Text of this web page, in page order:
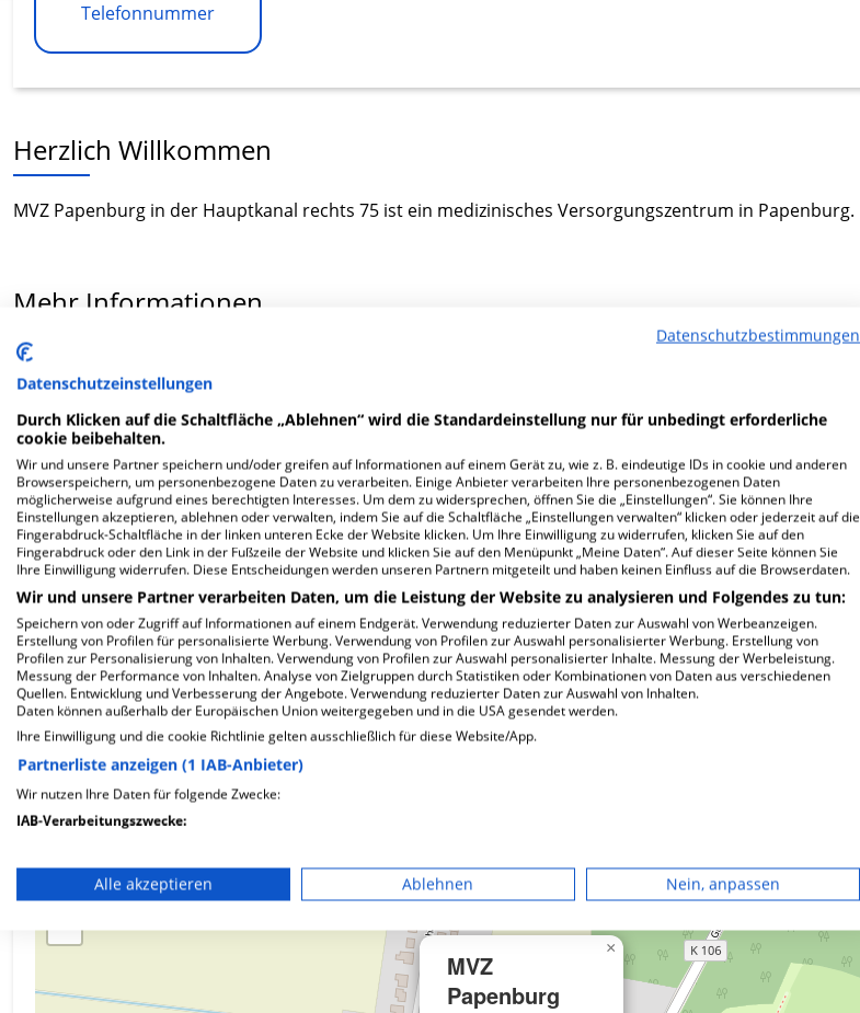
Telefonnummer
Herzlich Willkommen
MVZ Papenburg in der Hauptkanal rechts 75 ist ein medizinisches Versorgungszentrum in Papenburg.
Mehr Informationen
FAQ
Hier ﬁnden Sie häuﬁg gestellte Fragen zu dieser Klinik.
Wie lautet die Adresse von MVZ Papenburg?
Hauptkanal rechts 75
26871 Papenburg
Wie ist die Telefonnummer von MVZ Papenburg?
Karte
MVZ
Papenburg
×
+
Datenschutzbestimmungen
Datenschutzeinstellungen
Durch Klicken auf die Schaltfläche „Ablehnen“ wird die Standardeinstellung nur für unbedingt erforderliche
cookie beibehalten.
Wir und unsere Partner speichern und/oder greifen auf Informationen auf einem Gerät zu, wie z. B. eindeutige IDs in cookie und anderen
Browserspeichern, um personenbezogene Daten zu verarbeiten. Einige Anbieter verarbeiten Ihre personenbezogenen Daten
möglicherweise aufgrund eines berechtigten Interesses. Um dem zu widersprechen, öffnen Sie die „Einstellungen“. Sie können Ihre
Einstellungen akzeptieren, ablehnen oder verwalten, indem Sie auf die Schaltfläche „Einstellungen verwalten“ klicken oder jederzeit auf die
Fingerabdruck-Schaltfläche in der linken unteren Ecke der Website klicken. Um Ihre Einwilligung zu widerrufen, klicken Sie auf den
Fingerabdruck oder den Link in der Fußzeile der Website und klicken Sie auf den Menüpunkt „Meine Daten“. Auf dieser Seite können Sie
Ihre Einwilligung widerrufen. Diese Entscheidungen werden unseren Partnern mitgeteilt und haben keinen Einfluss auf die Browserdaten.
Wir und unsere Partner verarbeiten Daten, um die Leistung der Website zu analysieren und Folgendes zu tun:
Speichern von oder Zugriff auf Informationen auf einem Endgerät. Verwendung reduzierter Daten zur Auswahl von Werbeanzeigen.
Erstellung von Profilen für personalisierte Werbung. Verwendung von Profilen zur Auswahl personalisierter Werbung. Erstellung von
Profilen zur Personalisierung von Inhalten. Verwendung von Profilen zur Auswahl personalisierter Inhalte. Messung der Werbeleistung.
Messung der Performance von Inhalten. Analyse von Zielgruppen durch Statistiken oder Kombinationen von Daten aus verschiedenen
Quellen. Entwicklung und Verbesserung der Angebote. Verwendung reduzierter Daten zur Auswahl von Inhalten.
Daten können außerhalb der Europäischen Union weitergegeben und in die USA gesendet werden.
Ihre Einwilligung und die cookie Richtlinie gelten ausschließlich für diese Website/App.
Partnerliste anzeigen (1 IAB-Anbieter)
Wir nutzen Ihre Daten für folgende Zwecke:
IAB-Verarbeitungszwecke:
Verwendung reduzierter Daten zur Auswahl von Werbeanzeigen
Erstellung von Profilen für personalisierte Werbung
Verwendung von Profilen zur Auswahl personalisierter Werbung
Alle akzeptieren Ablehnen Nein, anpassen